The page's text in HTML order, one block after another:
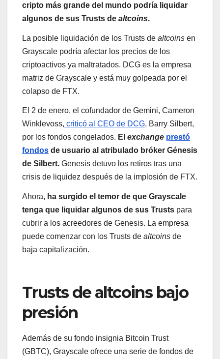
cripto más grande del mundo podría liquidar
algunos de sus Trusts de altcoins.
La posible liquidación de los Trusts de altcoins en
Grayscale podría afectar los precios de los
criptoactivos ya maltratados. DCG es la empresa
matriz de Grayscale y está muy golpeada por el
colapso de FTX.
El 2 de enero, el cofundador de Gemini, Cameron
Winklevoss, criticó al CEO de DCG, Barry Silbert,
por los fondos congelados. El exchange prestó
fondos de usuario al atribulado bróker Génesis
de Silbert. Genesis detuvo los retiros tras una
crisis de liquidez después de la implosión de FTX.
Ahora, ha surgido el temor de que Grayscale
tenga que liquidar algunos de sus Trusts para
cubrir a los acreedores de Genesis. La empresa
puede comenzar con los Trusts de altcoins de
baja capitalización.
Trusts de altcoins bajo
presión
Además de su fondo insignia Bitcoin Trust
(GBTC), Grayscale ofrece una serie de fondos de